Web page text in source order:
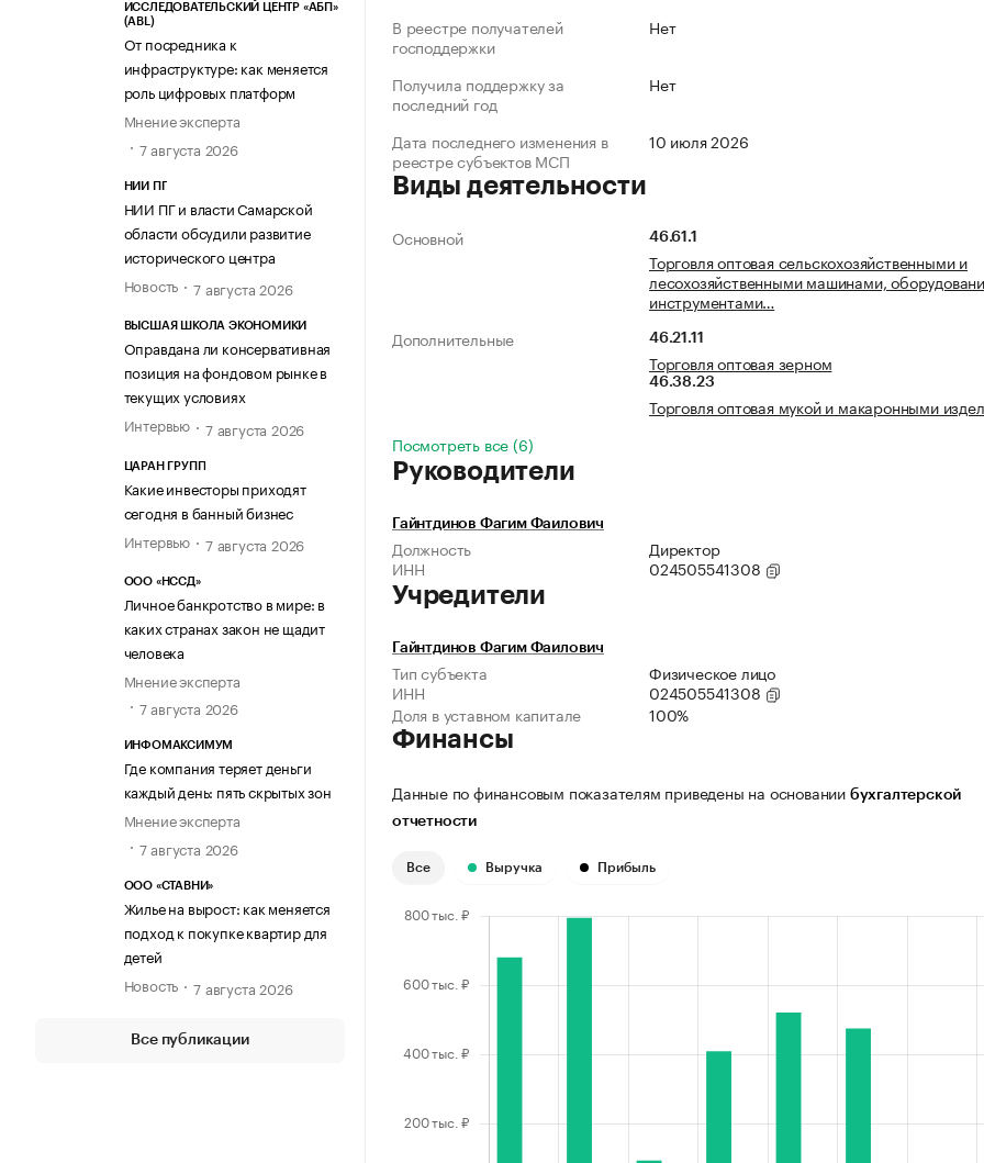
ИССЛЕДОВАТЕЛЬСКИЙ ЦЕНТР «АБП»
(ABL)
От посредника к
инфраструктуре: как меняется
роль цифровых платформ
Мнение эксперта
7 августа 2026
НИИ ПГ
НИИ ПГ и власти Самарской
области обсудили развитие
исторического центра
Новость
7 августа 2026
ВЫСШАЯ ШКОЛА ЭКОНОМИКИ
Оправдана ли консервативная
позиция на фондовом рынке в
текущих условиях
Интервью
7 августа 2026
ЦАРАН ГРУПП
Какие инвесторы приходят
сегодня в банный бизнес
Интервью
7 августа 2026
ООО «НССД»
Личное банкротство в мире: в
каких странах закон не щадит
человека
Мнение эксперта
7 августа 2026
ИНФОМАКСИМУМ
Где компания теряет деньги
каждый день: пять скрытых зон
Мнение эксперта
7 августа 2026
ООО «СТАВНИ»
Жилье на вырост: как меняется
подход к покупке квартир для
детей
Новость
7 августа 2026
Все публикации
В реестре получателей
господдержки
Нет
Получила поддержку за
последний год
Нет
Дата последнего изменения в
реестре субъектов МСП
10 июля 2026
Виды деятельности
Основной 46.61.1
Торговля оптовая сельскохозяйственными и
лесохозяйственными машинами,
инструментами…
Дополнительные
46.21.11
Торговля оптовая зерном
46.38.23
Торговля оптовая мукой и макаронными
Посмотреть все (6)
Руководители
Гайнтдинов Фагим Фаилович
Должность
Директор
ИНН
024505541308
Учредители
Гайнтдинов Фагим Фаилович
Тип субъекта
Физическое лицо
ИНН
024505541308
Доля в уставном капитале
100%
Финансы
Данные по финансовым показателям приведены на основании бухгалтерской
отчетности
Все Выручка Прибыль